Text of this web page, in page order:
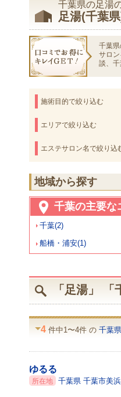
千葉県の足湯
足湯(千葉
千葉
サロ
談、
施術目的で絞り込む
エリアで絞り込む
エステサロン名で絞り込
地域から探す
千葉の主要な
千葉(2)
船橋・浦安(1)
「足湯」 「
4 件中1〜4件 の 千葉県
ゆるる
所在地 千葉県 千葉市美